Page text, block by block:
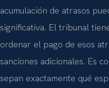
acumulación de atrasos
significativa. El tribunal
ordenar el pago de esos
sanciones adicionales. Es
sepan exactamente qué